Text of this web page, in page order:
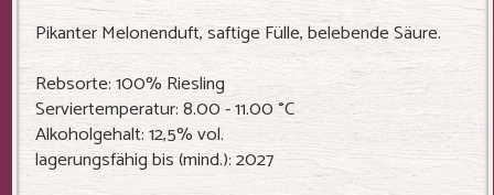
Pikanter Melonenduft, saftige Fülle, belebende Säure.
Rebsorte: 100% Riesling
Serviertemperatur: 8.00 - 11.00 °C
Alkoholgehalt: 12,5% vol.
lagerungsfähig bis (mind.): 2027